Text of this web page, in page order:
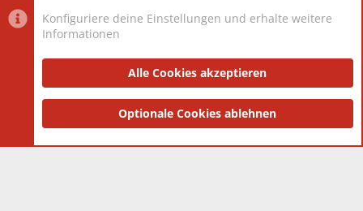
Datenschutzerklärung Impressum
Community platform by XenForo® © 2010-2025 XenForo Ltd.
and add-ons by ThemeHouse
Konfiguriere deine Einstellungen und erhalte weitere
Informationen
Alle Cookies akzeptieren
Optionale Cookies ablehnen